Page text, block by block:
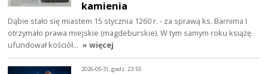
kamienia
Dąbie stało się miastem 15 stycznia 1260 r. - za sprawą ks. Barnima I
otrzymało prawa miejskie (magdeburskie). W tym samym roku książę
ufundował kościół… » więcej
2026-05-31, godz. 23:55